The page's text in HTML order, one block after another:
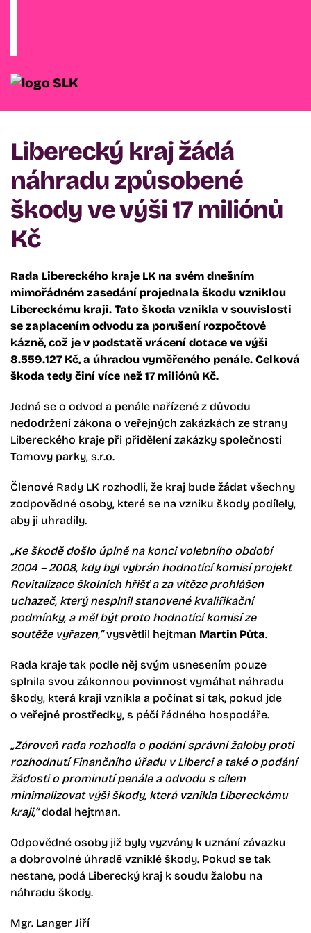
Liberecký kraj žádá
náhradu způsobené
škody ve výši 17 miliónů
Kč
Rada Libereckého kraje LK na svém dnešním
mimořádném zasedání projednala škodu vzniklou
Libereckému kraji. Tato škoda vznikla v souvislosti
se zaplacením odvodu za porušení rozpočtové
kázně, což je v podstatě vrácení dotace ve výši
8.559.127 Kč, a úhradou vyměřeného penále. Celková
škoda tedy činí více než 17 miliónů Kč.
Jedná se o odvod a penále nařízené z důvodu
nedodržení zákona o veřejných zakázkách ze strany
Libereckého kraje při přidělení zakázky společnosti
Tomovy parky, s.r.o.
Členové Rady LK rozhodli, že kraj bude žádat všechny
zodpovědné osoby, které se na vzniku škody podílely,
aby ji uhradily.
„Ke škodě došlo úplně na konci volebního období
2004 – 2008, kdy byl vybrán hodnotící komisí projekt
Revitalizace školních hřišť a za vítěze prohlášen
uchazeč, který nesplnil stanovené kvalifikační
podmínky, a měl být proto hodnotící komisí ze
soutěže vyřazen,“vysvětlil hejtman Martin Půta.
Rada kraje tak podle něj svým usnesením pouze
splnila svou zákonnou povinnost vymáhat náhradu
škody, která kraji vznikla a počínat si tak, pokud jde
o veřejné prostředky, s péčí řádného hospodáře.
„Zároveň rada rozhodla o podání správní žaloby proti
rozhodnutí Finančního úřadu v Liberci a také o podání
žádosti o prominutí penále a odvodu s cílem
minimalizovat výši škody, která vznikla Libereckému
kraji,“dodal hejtman.
Odpovědné osoby již byly vyzvány k uznání závazku
a dobrovolné úhradě vzniklé škody. Pokud se tak
nestane, podá Liberecký kraj k soudu žalobu na
náhradu škody.
Mgr. Langer Jiří